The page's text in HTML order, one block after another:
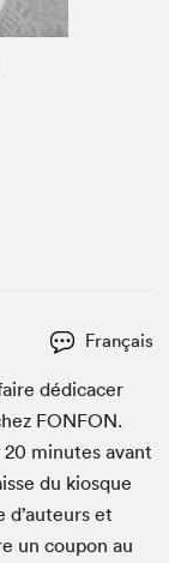
Français
dédi­cac­er
FON­FON.
20 min­utes avant
du kiosque
et
un coupon au